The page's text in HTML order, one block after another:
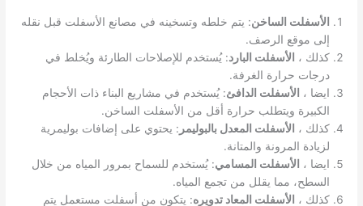
الأسفلت الساخن: يتم خلطه وتسخينه في مصانع الأسفلت قبل نقله
إلى موقع الرصف.
كذلك ،
الأسفلت البارد: يُستخدم للإصلاحات الطارئة ويُخلط في
درجات حرارة الغرفة.
ايضا ،
الأسفلت الدافئ: يُستخدم في مشاريع البناء ذات الأحجام
الكبيرة ويتطلب حرارة أقل من الأسفلت الساخن.
كذلك ،
الأسفلت المعدل بالبوليمر : يحتوي على إضافات بوليمرية
لزيادة المرونة والمتانة.
ايضا ،
الأسفلت المسامي: يُستخدم للسماح بمرور المياه من خلال
السطح، مما يقلل من تجمع المياه.
كذلك ،
الأسفلت المعاد تدويره: يتكون من أسفلت مستعمل يتم